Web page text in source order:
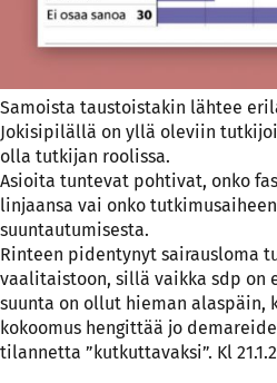
Samoista taustoistakin lähtee
Jokisipilällä on yllä oleviin
olla tutkijan roolissa.
Asioita tuntevat pohtivat, onko
linjaansa vai onko
suuntautumisesta.
Rinteen pidentynyt sairausloma
vaalitaistoon, sillä vaikka sdp on
suunta on ollut hieman alaspäin,
kokoomus hengittää jo
tilannetta ”kutkuttavaksi”. Kl